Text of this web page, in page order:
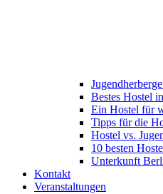
Bestes Hostel
Ein Hostel für
Tipps für die
Hostel vs.
10 besten
Unterkunft
Kontakt
Veranstaltungen